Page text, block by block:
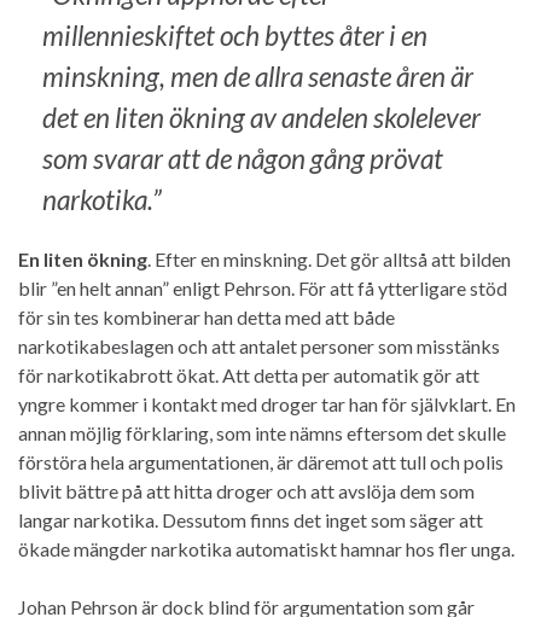
millennieskiftet och byttes åter i en
minskning, men de allra senaste åren är
det en liten ökning av andelen skolelever
som svarar att de någon gång prövat
narkotika.”
En liten ökning. Efter en minskning. Det gör alltså att bilden
blir ”en helt annan” enligt Pehrson. För att få ytterligare stöd
för sin tes kombinerar han detta med att både
narkotikabeslagen och att antalet personer som misstänks
för narkotikabrott ökat. Att detta per automatik gör att
yngre kommer i kontakt med droger tar han för självklart. En
annan möjlig förklaring, som inte nämns eftersom det skulle
förstöra hela argumentationen, är däremot att tull och polis
blivit bättre på att hitta droger och att avslöja dem som
langar narkotika. Dessutom finns det inget som säger att
ökade mängder narkotika automatiskt hamnar hos fler unga.
Johan Pehrson är dock blind för argumentation som går